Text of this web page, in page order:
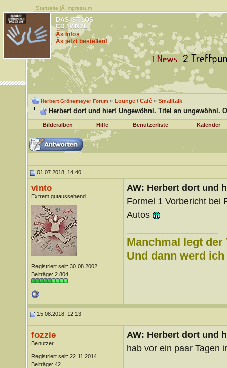
Startseite |Â Impressum
DAS IST LOS
CD / VINYL
Â» Infos
Â» jetzt bestellen!
Herbert Grönemeyer Forum» Lounge / Café» Smalltalk
Herbert dort und hier! Ungewöhnl. Titel an ungewöhnl.
Bilderalben Hilfe Benutzerliste Kalender
01.07.2018, 14:40
vinto
Extrem gutaussehend
Registriert seit: 30.08.2002
Beiträge: 2.804
AW: Herbert dort und
Formel 1 Vorbericht bei
Autos
Manchmal legt
Und dann werd
15.08.2018, 12:13
fozzie
Benutzer
Registriert seit: 22.11.2014
Beiträge: 42
AW: Herbert dort und
hab vor ein paar Tagen